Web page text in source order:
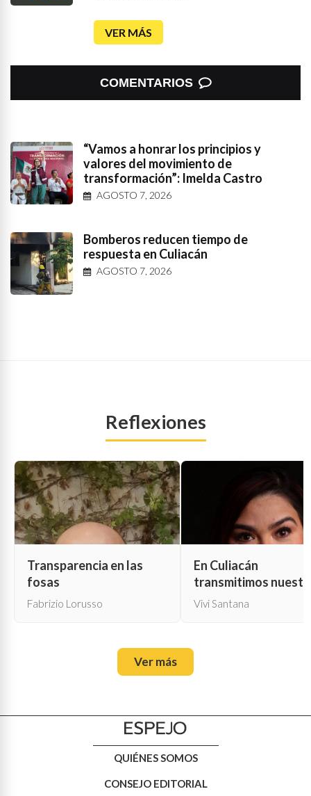
VER MÁS
COMENTARIOS
“Vamos a honrar los principios y
valores del movimiento de
transformación”: Imelda Castro
AGOSTO 7, 2026
Bomberos reducen tiempo de
respuesta en Culiacán
AGOSTO 7, 2026
Reflexiones
Transparencia en las
fosas
Fabrizio Lorusso
En Culiacán
transmitimos
propia muerte
Vivi Santana
Ver más
QUIÉNES SOMOS
CONSEJO EDITORIAL